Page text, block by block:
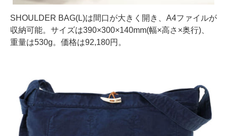
SHOULDER BAG(L)は間口が大きく開き、A4ファイルが
収納可能。サイズは390×300×140mm(幅×高さ×奥行)、
重量は530g。価格は92,180円。